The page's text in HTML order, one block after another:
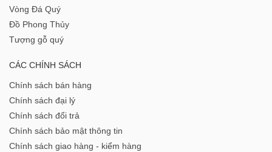
Vòng Đá Quý
Đồ Phong Thủy
Tượng gỗ quý
CÁC CHÍNH SÁCH
Chính sách bán hàng
Chính sách đại lý
Chính sách đổi trả
Chính sách bảo mật thông tin
Chính sách giao hàng - kiểm hàng